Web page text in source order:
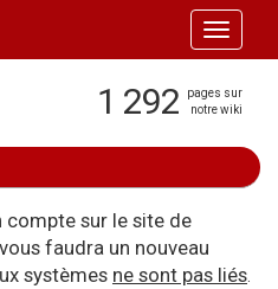
Toggle
1 292
pages sur
notre wiki
compte sur le site de
faudra un nouveau
systèmes ne sont pas liés.